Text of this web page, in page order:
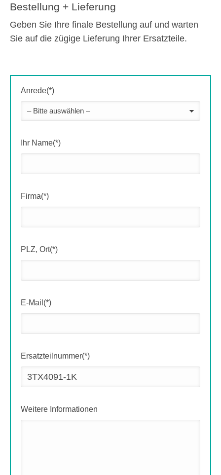
Bestellung + Lieferung
Geben Sie Ihre finale Bestellung auf und warten
Sie auf die zügige Lieferung Ihrer Ersatzteile.
Anrede(*)
Ihr Name(*)
Firma(*)
PLZ, Ort(*)
E-Mail(*)
Ersatzteilnummer(*)
Weitere Informationen